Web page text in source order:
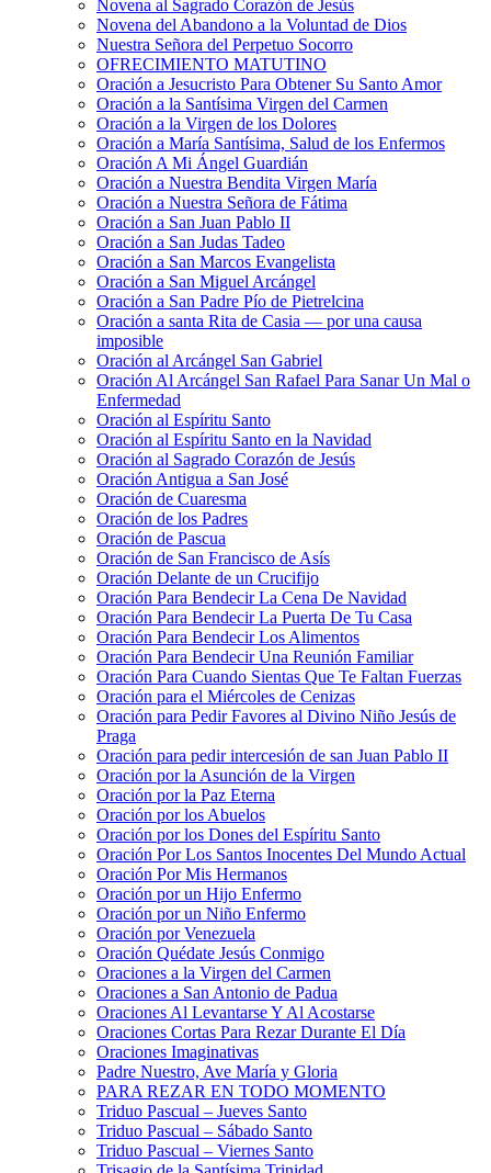
Novena al Sagrado Corazón de Jesús
Novena del Abandono a la Voluntad de Dios
Nuestra Señora del Perpetuo Socorro
OFRECIMIENTO MATUTINO
Oración a Jesucristo Para Obtener Su Santo Amor
Oración a la Santísima Virgen del Carmen
Oración a la Virgen de los Dolores
Oración a María Santísima, Salud de los Enfermos
Oración A Mi Ángel Guardián
Oración a Nuestra Bendita Virgen María
Oración a Nuestra Señora de Fátima
Oración a San Juan Pablo II
Oración a San Judas Tadeo
Oración a San Marcos Evangelista
Oración a San Miguel Arcángel
Oración a San Padre Pío de Pietrelcina
Oración a santa Rita de Casia — por una causa
imposible
Oración al Arcángel San Gabriel
Oración Al Arcángel San Rafael Para Sanar Un Mal o
Enfermedad
Oración al Espíritu Santo
Oración al Espíritu Santo en la Navidad
Oración al Sagrado Corazón de Jesús
Oración Antigua a San José
Oración de Cuaresma
Oración de los Padres
Oración de Pascua
Oración de San Francisco de Asís
Oración Delante de un Crucifijo
Oración Para Bendecir La Cena De Navidad
Oración Para Bendecir La Puerta De Tu Casa
Oración Para Bendecir Los Alimentos
Oración Para Bendecir Una Reunión Familiar
Oración Para Cuando Sientas Que Te Faltan Fuerzas
Oración para el Miércoles de Cenizas
Oración para Pedir Favores al Divino Niño Jesús de
Praga
Oración para pedir intercesión de san Juan Pablo II
Oración por la Asunción de la Virgen
Oración por la Paz Eterna
Oración por los Abuelos
Oración por los Dones del Espíritu Santo
Oración Por Los Santos Inocentes Del Mundo Actual
Oración Por Mis Hermanos
Oración por un Hijo Enfermo
Oración por un Niño Enfermo
Oración por Venezuela
Oración Quédate Jesús Conmigo
Oraciones a la Virgen del Carmen
Oraciones a San Antonio de Padua
Oraciones Al Levantarse Y Al Acostarse
Oraciones Cortas Para Rezar Durante El Día
Oraciones Imaginativas
Padre Nuestro, Ave María y Gloria
PARA REZAR EN TODO MOMENTO
Triduo Pascual – Jueves Santo
Triduo Pascual – Sábado Santo
Triduo Pascual – Viernes Santo